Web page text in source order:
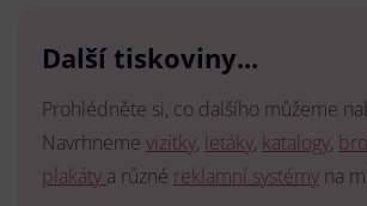
Další tiskoviny...
Prohlédněte si, co dalšího můžeme
Navrhneme vizitky, letáky, katalogy,
plakáty a různé reklamní systémy na